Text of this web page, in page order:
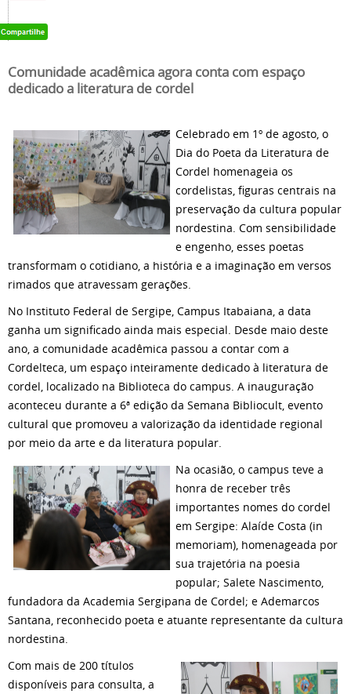
Comunidade acadêmica agora conta com espaço
dedicado a literatura de cordel
Celebrado em 1º de agosto, o
Dia do Poeta da Literatura de
Cordel homenageia os
cordelistas, figuras centrais na
preservação da cultura popular
nordestina. Com sensibilidade
e engenho, esses poetas
transformam o cotidiano, a história e a imaginação em versos
rimados que atravessam gerações.
No Instituto Federal de Sergipe, Campus Itabaiana, a data
ganha um significado ainda mais especial. Desde maio deste
ano, a comunidade acadêmica passou a contar com a
Cordelteca, um espaço inteiramente dedicado à literatura de
cordel, localizado na Biblioteca do campus. A inauguração
aconteceu durante a 6ª edição da Semana Bibliocult, evento
cultural que promoveu a valorização da identidade regional
por meio da arte e da literatura popular.
Na ocasião, o campus teve a
honra de receber três
importantes nomes do cordel
em Sergipe: Alaíde Costa (in
memoriam), homenageada por
sua trajetória na poesia
popular; Salete Nascimento,
fundadora da Academia Sergipana de Cordel; e Ademarcos
Santana, reconhecido poeta e atuante representante da cultura
nordestina.
Com mais de 200 títulos
disponíveis para consulta, a